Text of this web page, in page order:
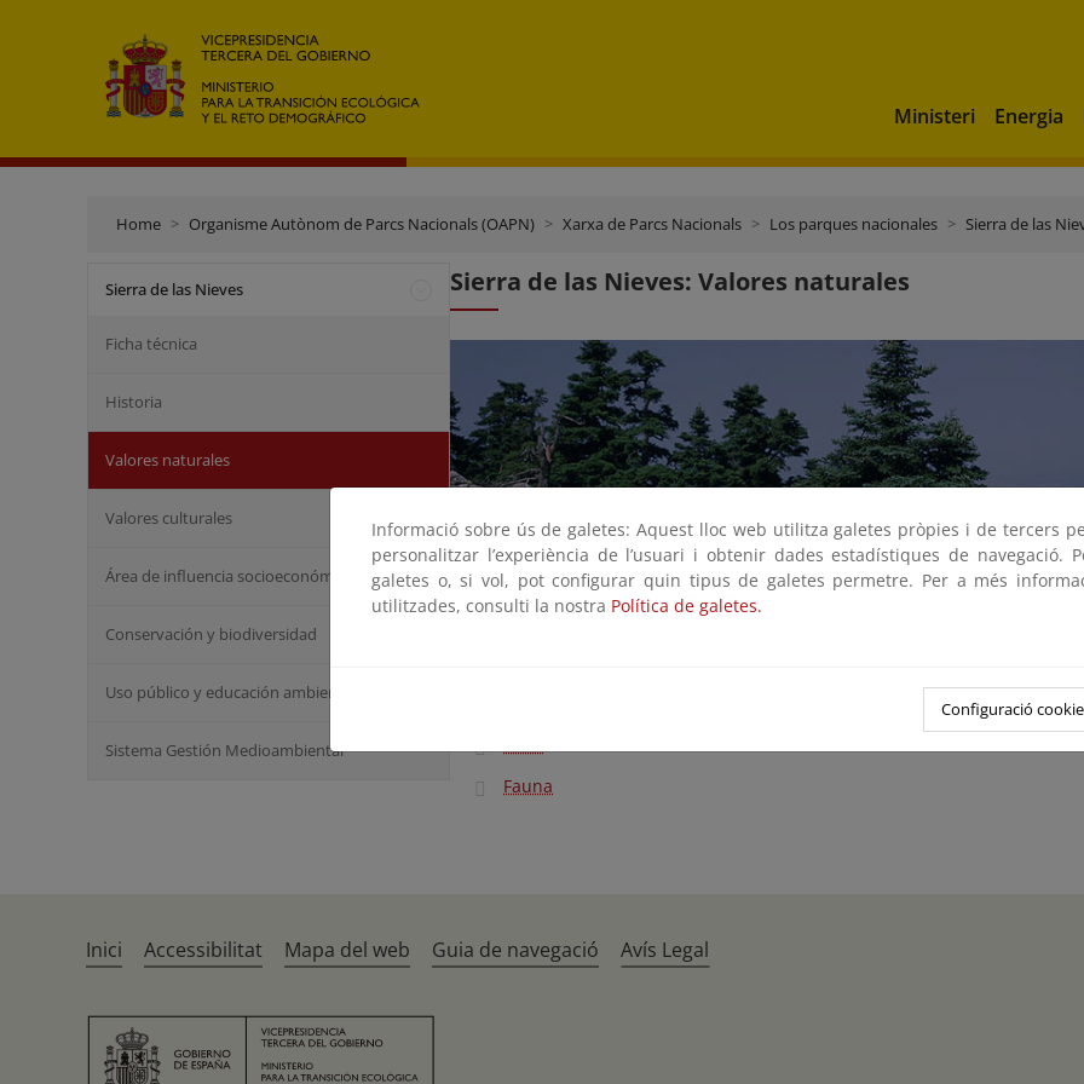
Ministeri Energia
Home Organisme Autònom de Parcs Nacionals (OAPN) Xarxa de Parcs Nacionals Los parques nacionales Sierra de las
Sierra de las Nieves
Ficha técnica
Historia
Valores naturales
Valores culturales
Área de influencia socioeconómica
Conservación y biodiversidad
Uso público y educación ambiental
Sistema Gestión Medioambiental
Sierra de las Nieves: Valores naturales
Patrimonio geológico
Fauna
Informació sobre ús de galetes: Aquest lloc web utilitza galetes pròpies i de tercers
personalitzar l’experiència de l’usuari i obtenir dades estadístiques de navegació.
galetes o, si vol, pot configurar quin tipus de galetes permetre. Per a més
utilitzades, consulti la nostra Política de galetes.
Configuració
Inici Accessibilitat Mapa del web Guia de navegació Avís Legal